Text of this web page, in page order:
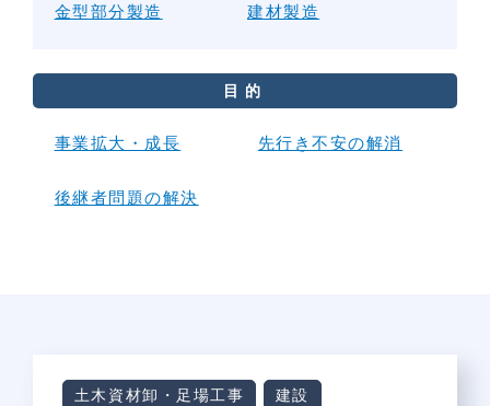
金型部分製造
建材製造
目的
事業拡大・成長 先行き不安の解消
後継者問題の解決
土木資材卸・足場工事 建設